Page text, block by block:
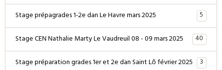
Stage prépagrades 1-2e dan Le Havre mars 2025
5
Stage CEN Nathalie Marty Le Vaudreuil 08 - 09 mars 2025
40
Stage préparation grades 1er et 2e dan Saint Lô février 2025 3